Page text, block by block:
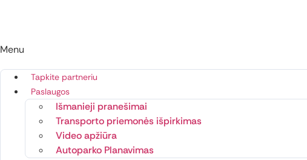
Menu
Tapkite partneriu
Paslaugos
Išmanieji pranešimai
Transporto priemonės išpirkimas
Video apžiūra
Autoparko Planavimas